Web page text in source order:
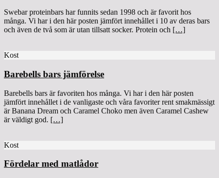
Swebar proteinbars har funnits sedan 1998 och är favorit hos
många. Vi har i den här posten jämfört innehållet i 10 av deras bars
och även de två som är utan tillsatt socker. Protein och […]
Kost
Barebells bars jämförelse
Barebells bars är favoriten hos många. Vi har i den här posten
jämfört innehållet i de vanligaste och våra favoriter rent smakmässigt
är Banana Dream och Caramel Choko men även Caramel Cashew
är väldigt god. […]
Kost
Fördelar med matlådor